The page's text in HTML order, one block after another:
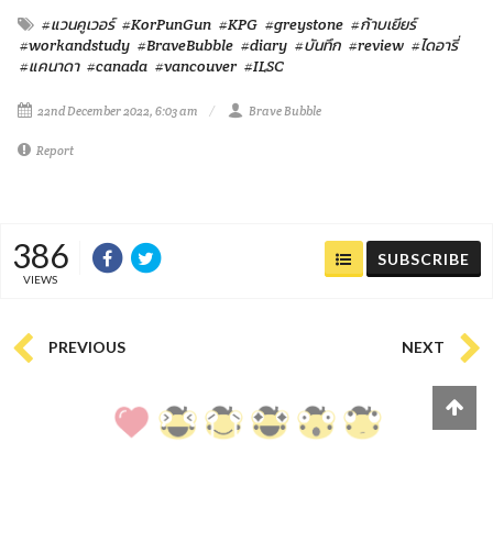
#แวนคูเวอร์ #KorPunGun #KPG #greystone #ก้าบเยียร์
#workandstudy #BraveBubble #diary #บันทึก #review #ไดอารี่
#แคนาดา #canada #vancouver #ILSC
22nd December 2022, 6:03 am Brave Bubble
Report
386
VIEWS
SUBSCRIBE
PREVIOUS NEXT